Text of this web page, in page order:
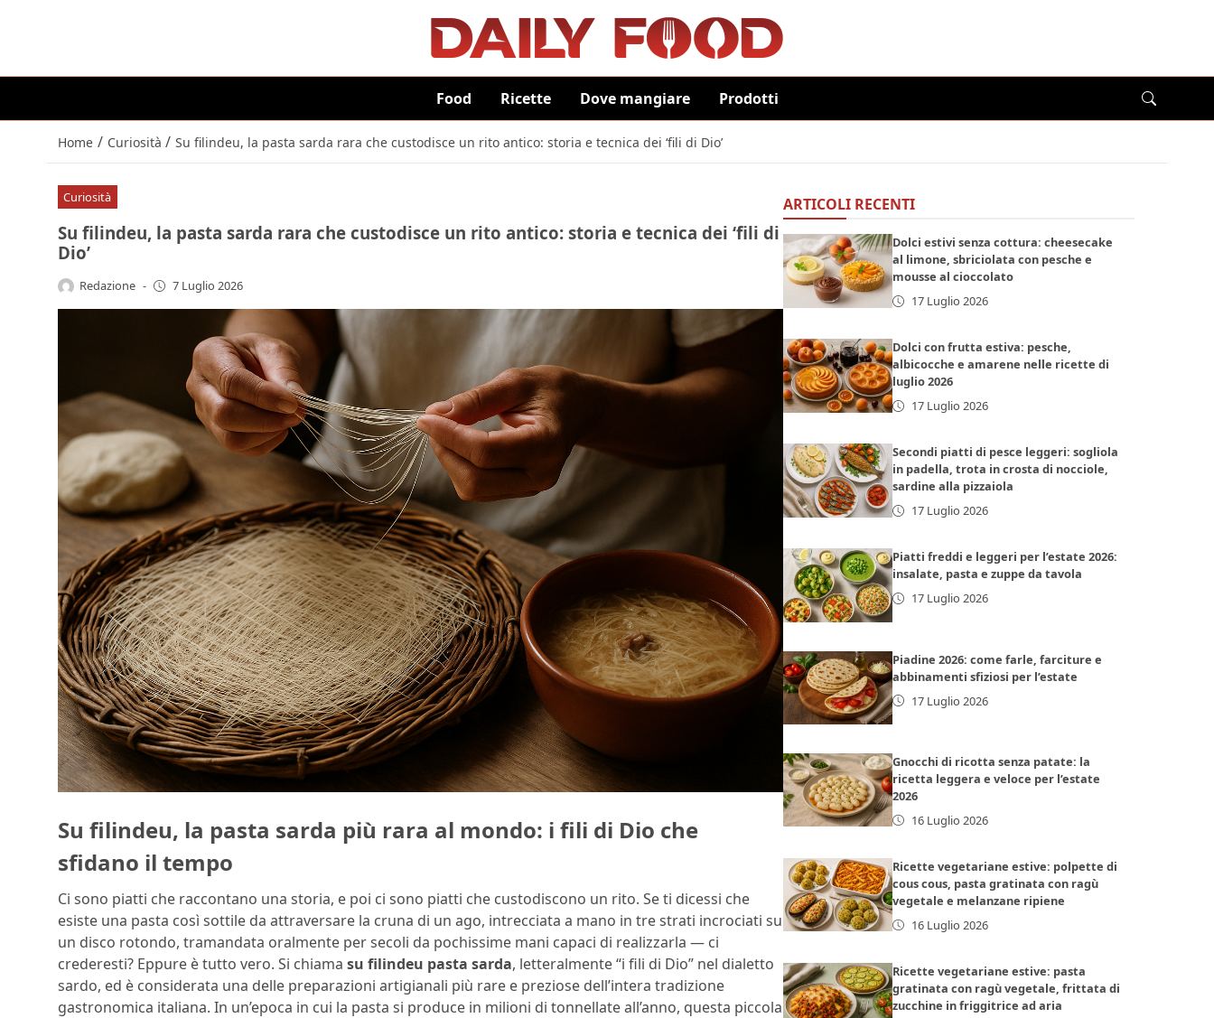
Food Ricette Dove mangiare Prodotti
Home / Curiosità / Su filindeu, la pasta sarda rara che custodisce un rito antico: storia e tecnica dei ‘fili di Dio’
Curiosità
Su filindeu, la pasta sarda rara che custodisce un rito antico: storia e tecnica dei ‘fili di
Dio’
Redazione - 7 Luglio 2026
Su filindeu, la pasta sarda più rara al mondo: i fili di Dio che
sfidano il tempo
Ci sono piatti che raccontano una storia, e poi ci sono piatti che custodiscono un rito. Se ti dicessi che
esiste una pasta così sottile da attraversare la cruna di un ago, intrecciata a mano in tre strati incrociati su
un disco rotondo, tramandata oralmente per secoli da pochissime mani capaci di realizzarla — ci
crederesti? Eppure è tutto vero. Si chiama su filindeu pasta sarda, letteralmente “i fili di Dio” nel dialetto
sardo, ed è considerata una delle preparazioni artigianali più rare e preziose dell’intera tradizione
gastronomica italiana. In un’epoca in cui la pasta si produce in milioni di tonnellate all’anno, questa piccola
ARTICOLI RECENTI
Dolci estivi senza cottura: cheesecake
al limone, sbriciolata con pesche e
mousse al cioccolato
17 Luglio 2026
Dolci con frutta estiva: pesche,
albicocche e amarene nelle ricette di
luglio 2026
17 Luglio 2026
Secondi piatti di pesce leggeri: sogliola
in padella, trota in crosta di nocciole,
sardine alla pizzaiola
17 Luglio 2026
Piatti freddi e leggeri per l’estate 2026:
insalate, pasta e zuppe da tavola
17 Luglio 2026
Piadine 2026: come farle, farciture e
abbinamenti sfiziosi per l’estate
17 Luglio 2026
Gnocchi di ricotta senza patate: la
ricetta leggera e veloce per l’estate
2026
16 Luglio 2026
Ricette vegetariane estive: polpette di
cous cous, pasta gratinata con ragù
vegetale e melanzane ripiene
16 Luglio 2026
Ricette vegetariane estive: pasta
gratinata con ragù vegetale, frittata di
zucchine in friggitrice ad aria